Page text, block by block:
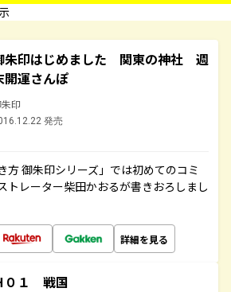
朱印はじめました 関東の神社 週
開運さんぽ
印
発売
方 御朱印シリーズ」では初めてのコミ
トレーター柴田かおるが書きおろしまし
詳細を見る
０１ 戦国